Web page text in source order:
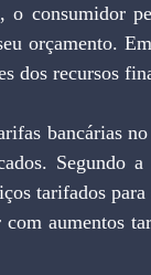
o consumidor
orçamento.
dos recursos
Segundo
tarifados para
com aumentos